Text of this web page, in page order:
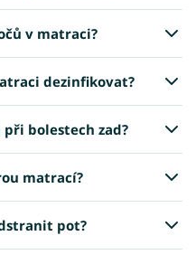
v matraci?
dezinfikovat?
bolestech zad?
matrací?
pot?